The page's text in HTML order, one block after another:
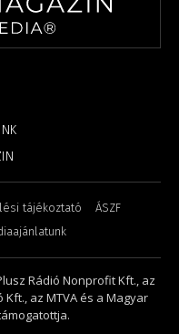
tájékoztató
ÁSZF
Rádió Nonprofit Kft., az
az MTVA és a Magyar